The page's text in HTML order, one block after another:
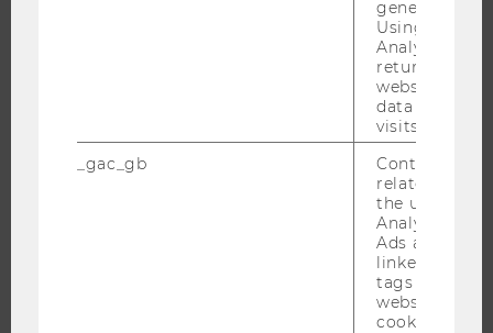
WIRTSCHAFT UND GESELLSCHAFT
generated
Using this
Analytics can
returning
website and
data from
visits.
_gac_gb
Contains
related
the user. If
Analytics and
Ads accounts
linked, the
tags on the
website read
cookie.